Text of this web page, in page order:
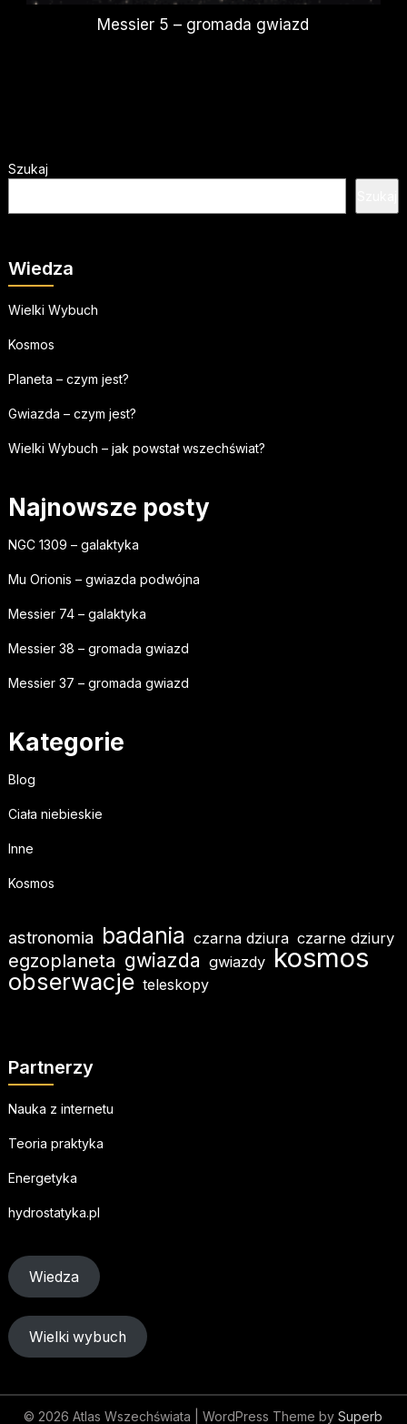
Messier 5 – gromada gwiazd
Szukaj
Wiedza
Wielki Wybuch
Kosmos
Planeta – czym jest?
Gwiazda – czym jest?
Wielki Wybuch – jak powstał wszechświat?
Najnowsze posty
NGC 1309 – galaktyka
Mu Orionis – gwiazda podwójna
Messier 74 – galaktyka
Messier 38 – gromada gwiazd
Messier 37 – gromada gwiazd
Kategorie
Blog
Ciała niebieskie
Inne
Kosmos
astronomia badania czarna dziura czarne dziury
egzoplaneta gwiazda gwiazdy kosmos
obserwacje teleskopy
Partnerzy
Nauka z internetu
Teoria praktyka
Energetyka
hydrostatyka.pl
Wiedza
Wielki wybuch
© 2026 Atlas Wszechświata | WordPress Theme bySuperb